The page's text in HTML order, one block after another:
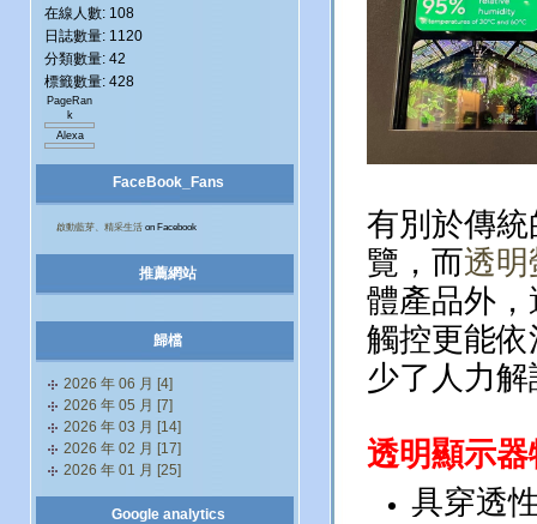
有別於傳
覽，而透
體產品外
觸控更能
少了人力
透明顯示器
具穿透
在線人數: 108
日誌數量: 1120
分類數量: 42
標籤數量: 428
PageRan
k
Alexa
FaceBook_Fans
啟動藍芽、精采生活 on Facebook
推薦網站
歸檔
2026 年 06 月 [4]
2026 年 05 月 [7]
2026 年 03 月 [14]
2026 年 02 月 [17]
2026 年 01 月 [25]
Google analytics